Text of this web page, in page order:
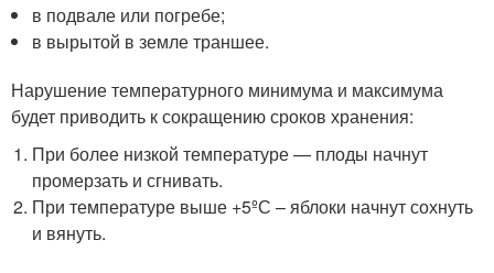
в подвале или погребе;
в вырытой в земле траншее.
Нарушение температурного минимума и максимума
будет приводить к сокращению сроков хранения:
При более низкой температуре — плоды начнут
промерзать и сгнивать.
При температуре выше +5ºС – яблоки начнут сохнуть
и вянуть.